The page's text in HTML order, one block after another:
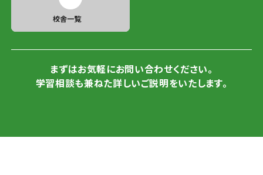
校舎一覧
まずはお気軽にお問い合わせください。
学習相談も兼ねた詳しいご説明をいたします。